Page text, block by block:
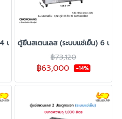
ประตูทึบ SANDEN รุ่น SRC-1232
ตู้ยืนสเตนเลส (ระบบแช่เย็น) 6 ประ
฿73,120
฿63,000 -14%